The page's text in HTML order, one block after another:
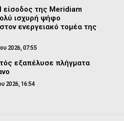
της Meridiam
ισχυρή ψήφο
ενεργειακό τομέα της
2026, 07:55
εξαπέλυσε πλήγματα
2026, 16:54